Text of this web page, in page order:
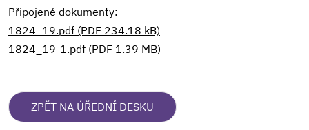
Připojené dokumenty:
1824_19.pdf (PDF 234.18 kB)
1824_19-1.pdf (PDF 1.39 MB)
ZPĚT NA ÚŘEDNÍ DESKU